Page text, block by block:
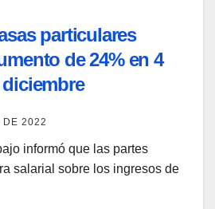
particulares
de 24% en 4
DE 2022
informó que las partes
salarial sobre los ingresos de